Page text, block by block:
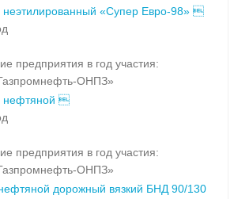
неэтилированный «Супер Евро-98» 
предприятия в год участия:
ОНПЗ»
нефтяной 
предприятия в год участия:
ОНПЗ»
дорожный вязкий БНД 90/130